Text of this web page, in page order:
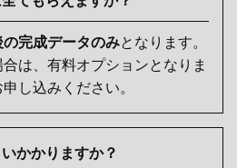
完成データのみとなります。
は、有料オプションとなりま
し込みください。
かかりますか？